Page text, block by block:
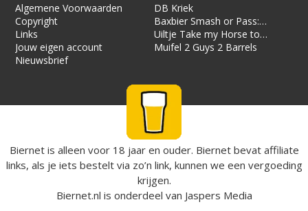
Algemene Voorwaarden
Copyright
Links
Jouw eigen account
Nieuwsbrief
DB Kriek
Baxbier Smash or Pass:
Strata
Uiltje Take my Horse to
the Hotel Room
Muifel 2 Guys 2 Barrels
Biernet is alleen voor 18 jaar en ouder. Biernet bevat affiliate
links, als je iets bestelt via zo’n link, kunnen we een vergoeding
krijgen.
Biernet.nl is onderdeel van Jaspers Media